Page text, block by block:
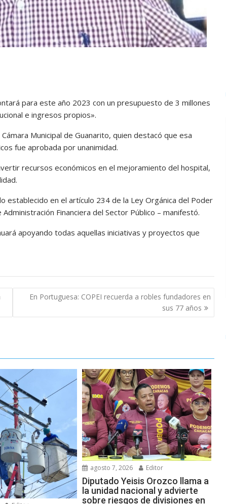
para este año 2023 con un presupuesto de 3 millones
e ingresos propios».
Municipal de Guanarito, quien destacó que esa
fue aprobada por unanimidad.
recursos económicos en el mejoramiento del hospital,
establecido en el artículo 234 de la Ley Orgánica del Poder
Financiera del Sector Público – manifestó.
apoyando todas aquellas iniciativas y proyectos que
En Portuguesa: COPEI recuerda a robles fundadores en
sus 77 años
agosto 7, 2026 Editor
Diputado Yeisis Orozco llama a
la unidad nacional y advierte
sobre riesgos de divisiones en